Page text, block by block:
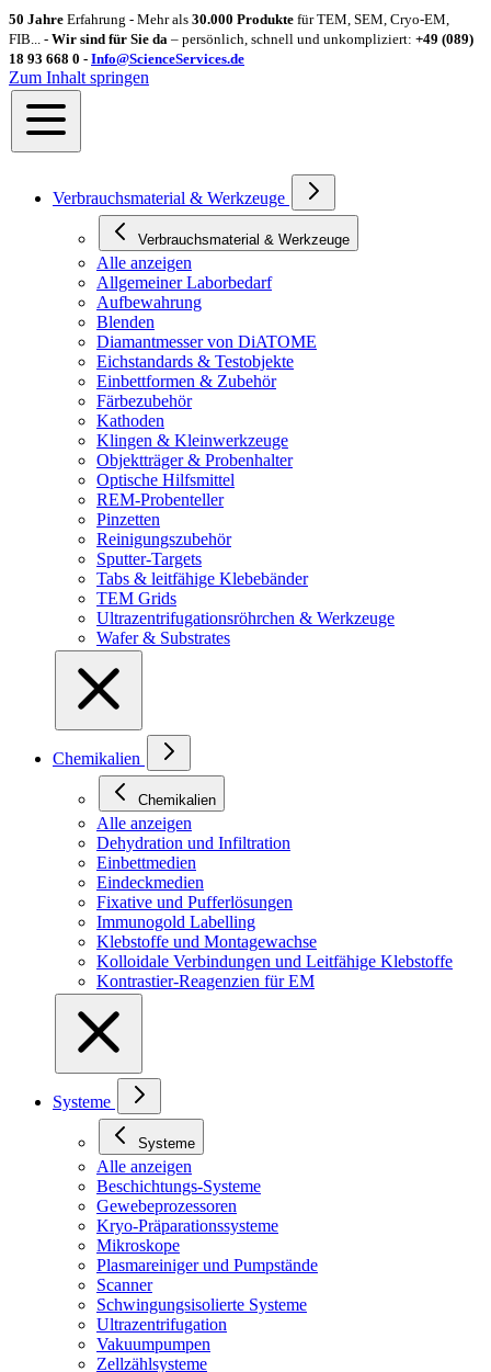
50 Jahre Erfahrung - Mehr als 30.000 Produkte für TEM, SEM, Cryo-EM,
FIB... - Wir sind für Sie da – persönlich, schnell und unkompliziert: +49 (089)
18 93 668 0 - Info@ScienceServices.de
Zum Inhalt springen
Verbrauchsmaterial & Werkzeuge
Verbrauchsmaterial & Werkzeuge
Alle anzeigen
Allgemeiner Laborbedarf
Aufbewahrung
Blenden
Diamantmesser von DiATOME
Eichstandards & Testobjekte
Einbettformen & Zubehör
Färbezubehör
Kathoden
Klingen & Kleinwerkzeuge
Objektträger & Probenhalter
Optische Hilfsmittel
REM-Probenteller
Pinzetten
Reinigungszubehör
Sputter-Targets
Tabs & leitfähige Klebebänder
TEM Grids
Ultrazentrifugationsröhrchen & Werkzeuge
Wafer & Substrates
Chemikalien
Chemikalien
Alle anzeigen
Dehydration und Infiltration
Einbettmedien
Eindeckmedien
Fixative und Pufferlösungen
Immunogold Labelling
Klebstoffe und Montagewachse
Kolloidale Verbindungen und Leitfähige Klebstoffe
Kontrastier-Reagenzien für EM
Systeme
Systeme
Alle anzeigen
Beschichtungs-Systeme
Gewebeprozessoren
Kryo-Präparationssysteme
Mikroskope
Plasmareiniger und Pumpstände
Scanner
Schwingungsisolierte Systeme
Ultrazentrifugation
Vakuumpumpen
Zellzählsysteme